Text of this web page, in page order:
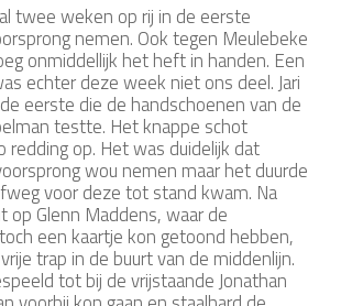
twee weken op rij in de eerste
nemen. Ook tegen Meulebeke
onmiddellijk het heft in handen. Een
echter deze week niet ons deel. Jari
eerste die de handschoenen van de
testte. Het knappe schot
redding op. Het was duidelijk dat
wou nemen maar het duurde
voor deze tot stand kwam. Na
op Glenn Maddens, waar de
een kaartje kon getoond hebben,
trap in de buurt van de middenlijn.
tot bij de vrijstaande Jonathan